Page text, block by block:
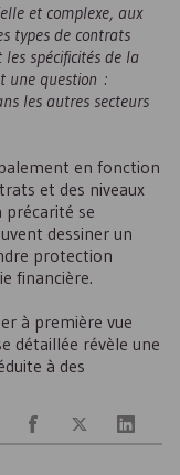
et complexe, aux
types de contrats
les spécificités de la
une question :
les autres secteurs
en fonction
et des niveaux
précarité se
dessiner un
protection
financière.
à première vue
détaillée révèle une
à des